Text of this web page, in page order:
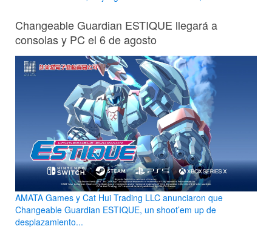
Changeable Guardian ESTIQUE llegará a
consolas y PC el 6 de agosto
AMATA Games y Cat Hui Trading LLC anunciaron que
Changeable Guardian ESTIQUE, un shoot’em up de
desplazamiento...